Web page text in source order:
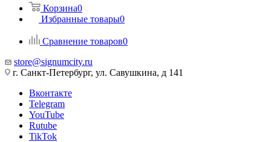
Корзина0
Избранные товары0
Сравнение товаров0
store@signumcity.ru
г. Санкт-Петербург, ул. Савушкина, д 141
Вконтакте
Telegram
YouTube
Rutube
TikTok